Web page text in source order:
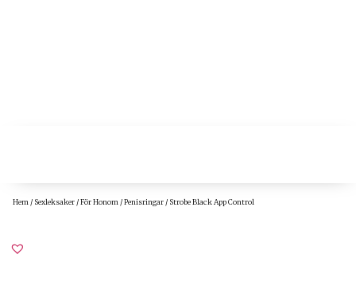
Hem / Sexleksaker /För Honom /Penisringar / Strobe Black App Control